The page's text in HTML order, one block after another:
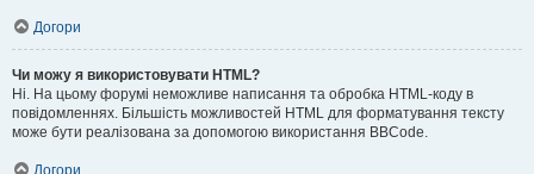
Догори
Чи можу я використовувати HTML?
Ні. На цьому форумі неможливе написання та обробка HTML-коду в
повідомленнях. Більшість можливостей HTML для форматування тексту
може бути реалізована за допомогою використання BBCode.
Догори